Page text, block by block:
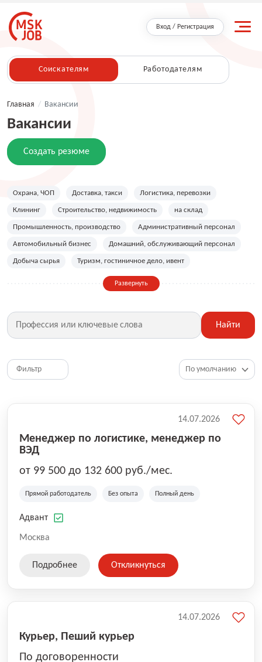
Вход / Регистрация
Соискателям Работодателям
Главная / Вакансии
Вакансии
Создать резюме
Охрана, ЧОП Доставка, такси Логистика, перевозки
Клининг Строительство, недвижимость на склад
Промышленность, производство Административный персонал
Автомобильный бизнес Домашний, обслуживающий персонал
Добыча сырья Туризм, гостиничное дело, ивент
Дизайн, искусство, ивент
Фитнес, красота, спорт Страхование
Медицина, фармацевтика Маркетинг, PR, реклама
HR, управление персоналом
Топ менеджмент, руководители
Развернуть
Найти
Фильтр
Менеджер по логистике, менеджер по
ВЭД
от 99 500 до 132 600 руб./мес.
Прямой работодатель Без опыта Полный день
Адвант
Москва
14.07.2026
Подробнее Откликнуться
Курьер, Пеший курьер
По договоренности
14.07.2026